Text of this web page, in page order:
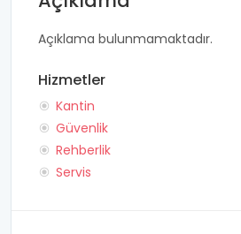
Açıklama bulunmamaktadır.
Hizmetler
Kantin
Güvenlik
Rehberlik
Servis